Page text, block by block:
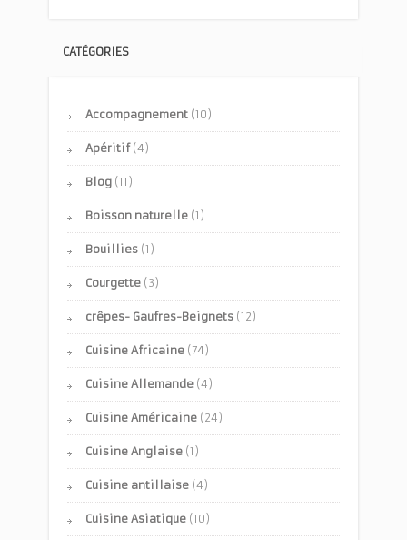
CATÉGORIES
Accompagnement (10)
Apéritif(4)
Blog (11)
Boisson naturelle (1)
Bouillies (1)
Courgette (3)
crêpes- Gaufres-Beignets (12)
Cuisine Africaine (74)
Cuisine Allemande (4)
Cuisine Américaine (24)
Cuisine Anglaise (1)
Cuisine antillaise (4)
Cuisine Asiatique (10)